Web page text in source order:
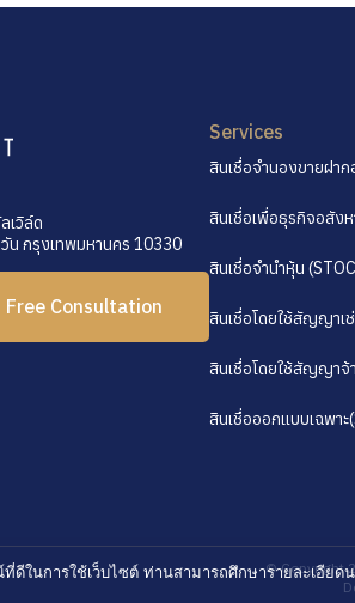
เวิล์ด
น กรุงเทพมหานคร 10330
Free Consultation
Services
สินเชื่อจำนองขายฝา
สินเชื่อเพื่อธุรกิจอสัง
สินเชื่อจำนำหุ้น
สินเชื่อโดยใช้สัญญาเ
สินเชื่อโดยใช้สัญญาจ้
สินเชื่อออกแบบเฉพาะ
© Copyright
ดีในการใช้เว็บไซต์ ท่านสามารถศึกษารายละเ